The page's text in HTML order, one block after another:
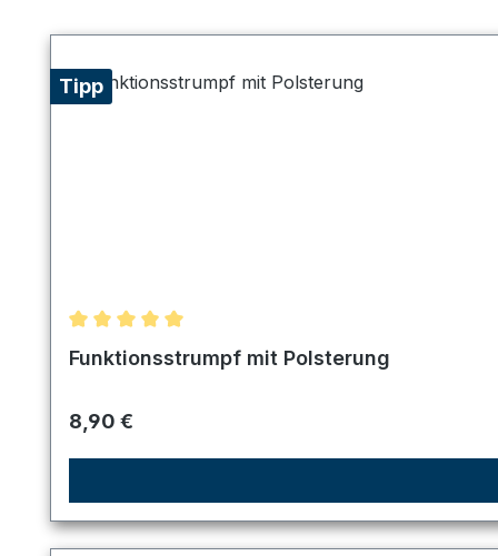
Tipp
Durchschnittliche Bewertung von 5 von 5 Sternen
Funktionsstrumpf mit Polsterung
Regulärer Preis:
8,90 €